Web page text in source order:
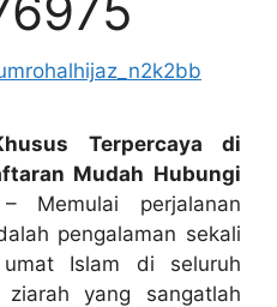
Terpercaya di
Mudah Hubungi
Memulai perjalanan
pengalaman sekali
Islam di seluruh
yang sangatlah